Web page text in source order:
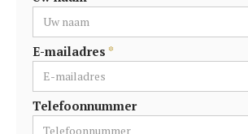
E-mailadres *
Telefoonnummer